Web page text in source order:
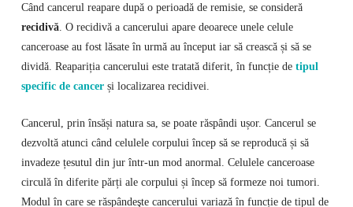
Când cancerul reapare după o perioadă de remisie, se consideră
recidivă. O recidivă a cancerului apare deoarece unele celule
canceroase au fost lăsate în urmă au început iar să crească și să se
dividă. Reapariția cancerului este tratată diferit, în funcție de tipul
specific de cancerși localizarea recidivei.
Cancerul, prin însăși natura sa, se poate răspândi ușor. Cancerul se
dezvoltă atunci când celulele corpului încep să se reproducă și să
invadeze țesutul din jur într-un mod anormal. Celulele canceroase
circulă în diferite părți ale corpului și încep să formeze noi tumori.
Modul în care se răspândeşte cancerului variază în funcție de tipul de